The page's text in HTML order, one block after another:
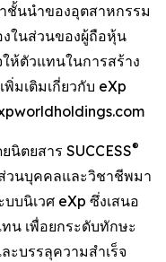
ชั้นนำของอุตสาหกรรม
งในส่วนของผู้ถือหุ้น
ห้ตัวแทนในการสร้าง
มเติมเกี่ยวกับ eXp
นิตยสาร SUCCESS®
วนบุคคลและวิชาชีพมา
บนิเวศ eXp ซึ่งเสนอ
น เพื่อยกระดับทักษะ
ะบรรลุความสำเร็จ